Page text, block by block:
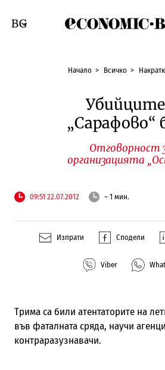
Смяна на език
Начало Всичко
Отговорност
организацията
09:51 22.07.2012 ~ 1 мин.
Изпрати Сподели
Viber
Трима са били атентаторите на
във фаталната сряда, научи
контраразузнавачи.